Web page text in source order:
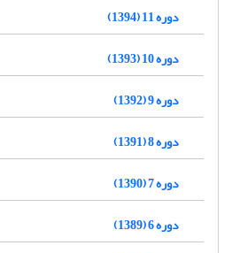
دوره 11 (1394)
دوره 10 (1393)
دوره 9 (1392)
دوره 8 (1391)
دوره 7 (1390)
دوره 6 (1389)